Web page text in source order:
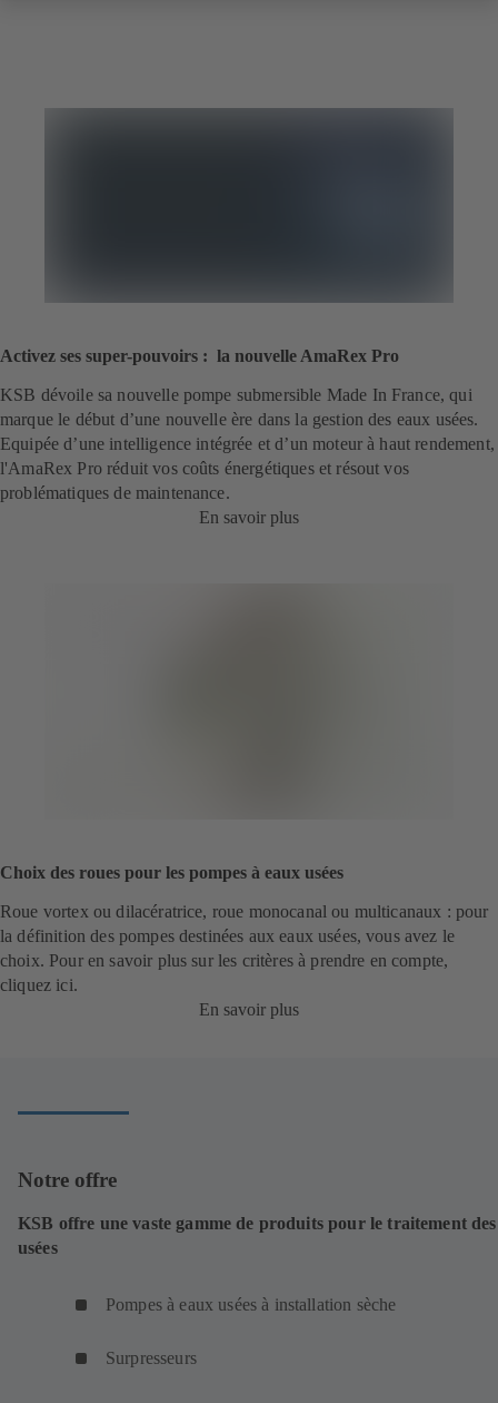
Activez ses super-pouvoirs : la nouvelle AmaRex Pro
KSB dévoile sa nouvelle pompe submersible Made In France, qui
marque le début d’une nouvelle ère dans la gestion des eaux usées.
Equipée d’une intelligence intégrée et d’un moteur à haut rendement,
l'AmaRex Pro réduit vos coûts énergétiques et résout vos
problématiques de maintenance.
En savoir plus
Choix des roues pour les pompes à eaux usées
Roue vortex ou dilacératrice, roue monocanal ou multicanaux : pour
la définition des pompes destinées aux eaux usées, vous avez le
choix. Pour en savoir plus sur les critères à prendre en compte,
cliquez ici.
En savoir plus
Notre offre
KSB offre une vaste gamme de produits pour le traitement
usées
Pompes à eaux usées à installation sèche
Surpresseurs